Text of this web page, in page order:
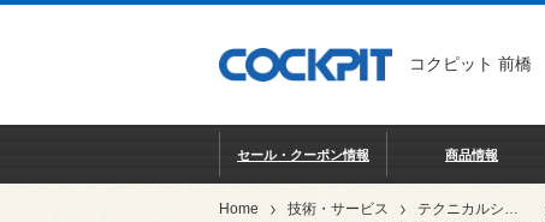
コクピット 前橋
セール・クーポン情報 商品情報
Home 技術・サービス テクニカルショーケース